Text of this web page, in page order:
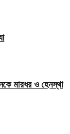
মারধর ও হেনস্থা